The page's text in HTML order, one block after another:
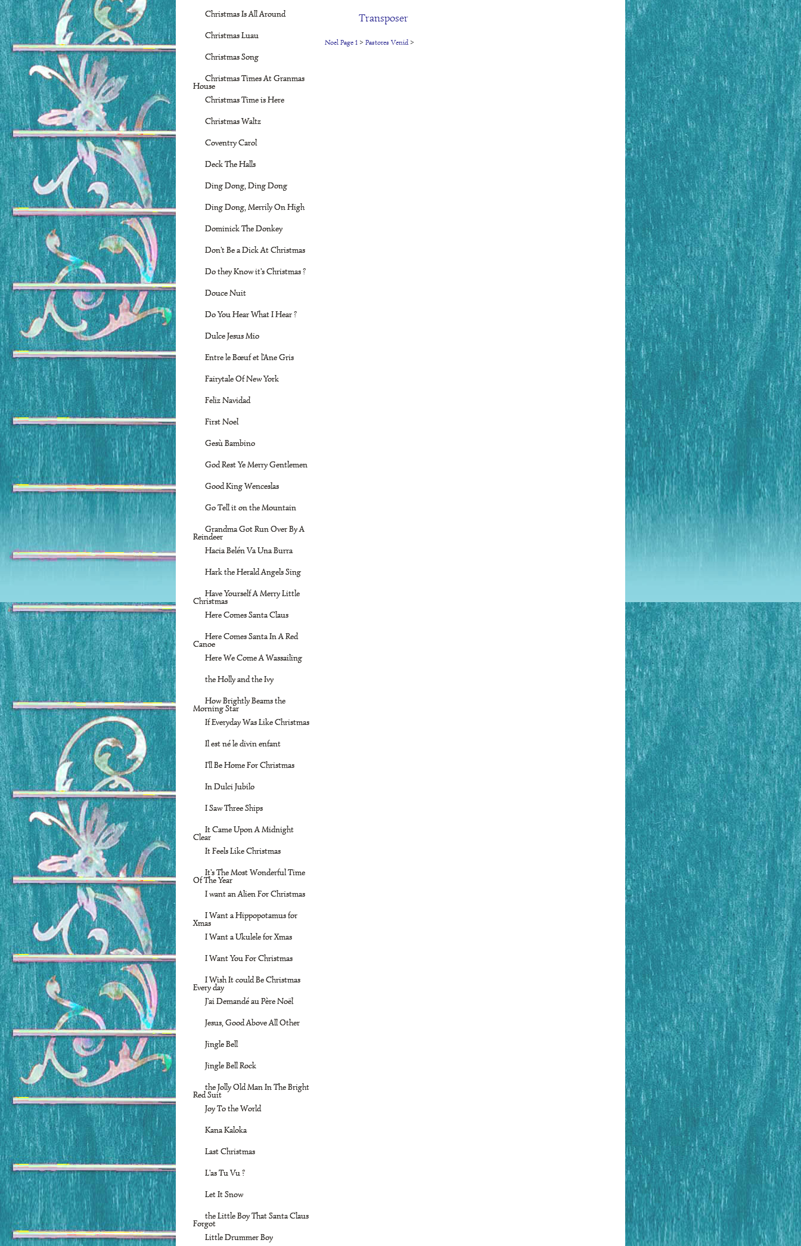
Transposer
Noel Page 1 > Pastores Venid >
Christmas Is All Around
Christmas Luau
Christmas Song
Christmas Times At Granmas
House
Christmas Time is Here
Christmas Waltz
Coventry Carol
Deck The Halls
Ding Dong, Ding Dong
Ding Dong, Merrily On High
Dominick The Donkey
Don't Be a Dick At Christmas
Do they Know it's Christmas ?
Douce Nuit
Do You Hear What I Hear ?
Dulce Jesus Mio
Entre le Bœuf et l'Ane Gris
Fairytale Of New York
Feliz Navidad
First Noel
Gesù Bambino
God Rest Ye Merry Gentlemen
Good King Wenceslas
Go Tell it on the Mountain
Grandma Got Run Over By A
Reindeer
Hacia Belén Va Una Burra
Hark the Herald Angels Sing
Have Yourself A Merry Little
Christmas
Here Comes Santa Claus
Here Comes Santa In A Red
Canoe
Here We Come A Wassailing
the Holly and the Ivy
How Brightly Beams the
Morning Star
If Everyday Was Like Christmas
Il est né le divin enfant
I'll Be Home For Christmas
In Dulci Jubilo
I Saw Three Ships
It Came Upon A Midnight
Clear
It Feels Like Christmas
It's The Most Wonderful Time
Of The Year
I want an Alien For Christmas
I Want a Hippopotamus for
Xmas
I Want a Ukulele for Xmas
I Want You For Christmas
I Wish It could Be Christmas
Every day
J'ai Demandé au Père Noël
Jesus, Good Above All Other
Jingle Bell
Jingle Bell Rock
the Jolly Old Man In The Bright
Red Suit
Joy To the World
Kana Kaloka
Last Christmas
L'as Tu Vu ?
Let It Snow
the Little Boy That Santa Claus
Forgot
Little Drummer Boy